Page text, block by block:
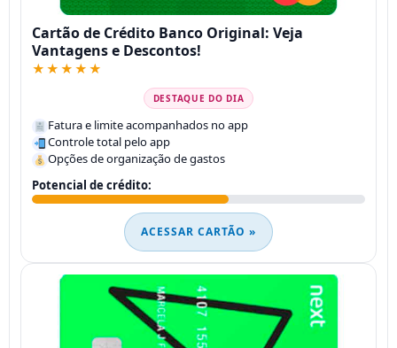
Cartão de Crédito Banco Original: Veja
Vantagens e Descontos!
★★★★★
DESTAQUE DO DIA
Fatura e limite acompanhados no app
Controle total pelo app
Opções de organização de gastos
Potencial de crédito:
ACESSAR CARTÃO »